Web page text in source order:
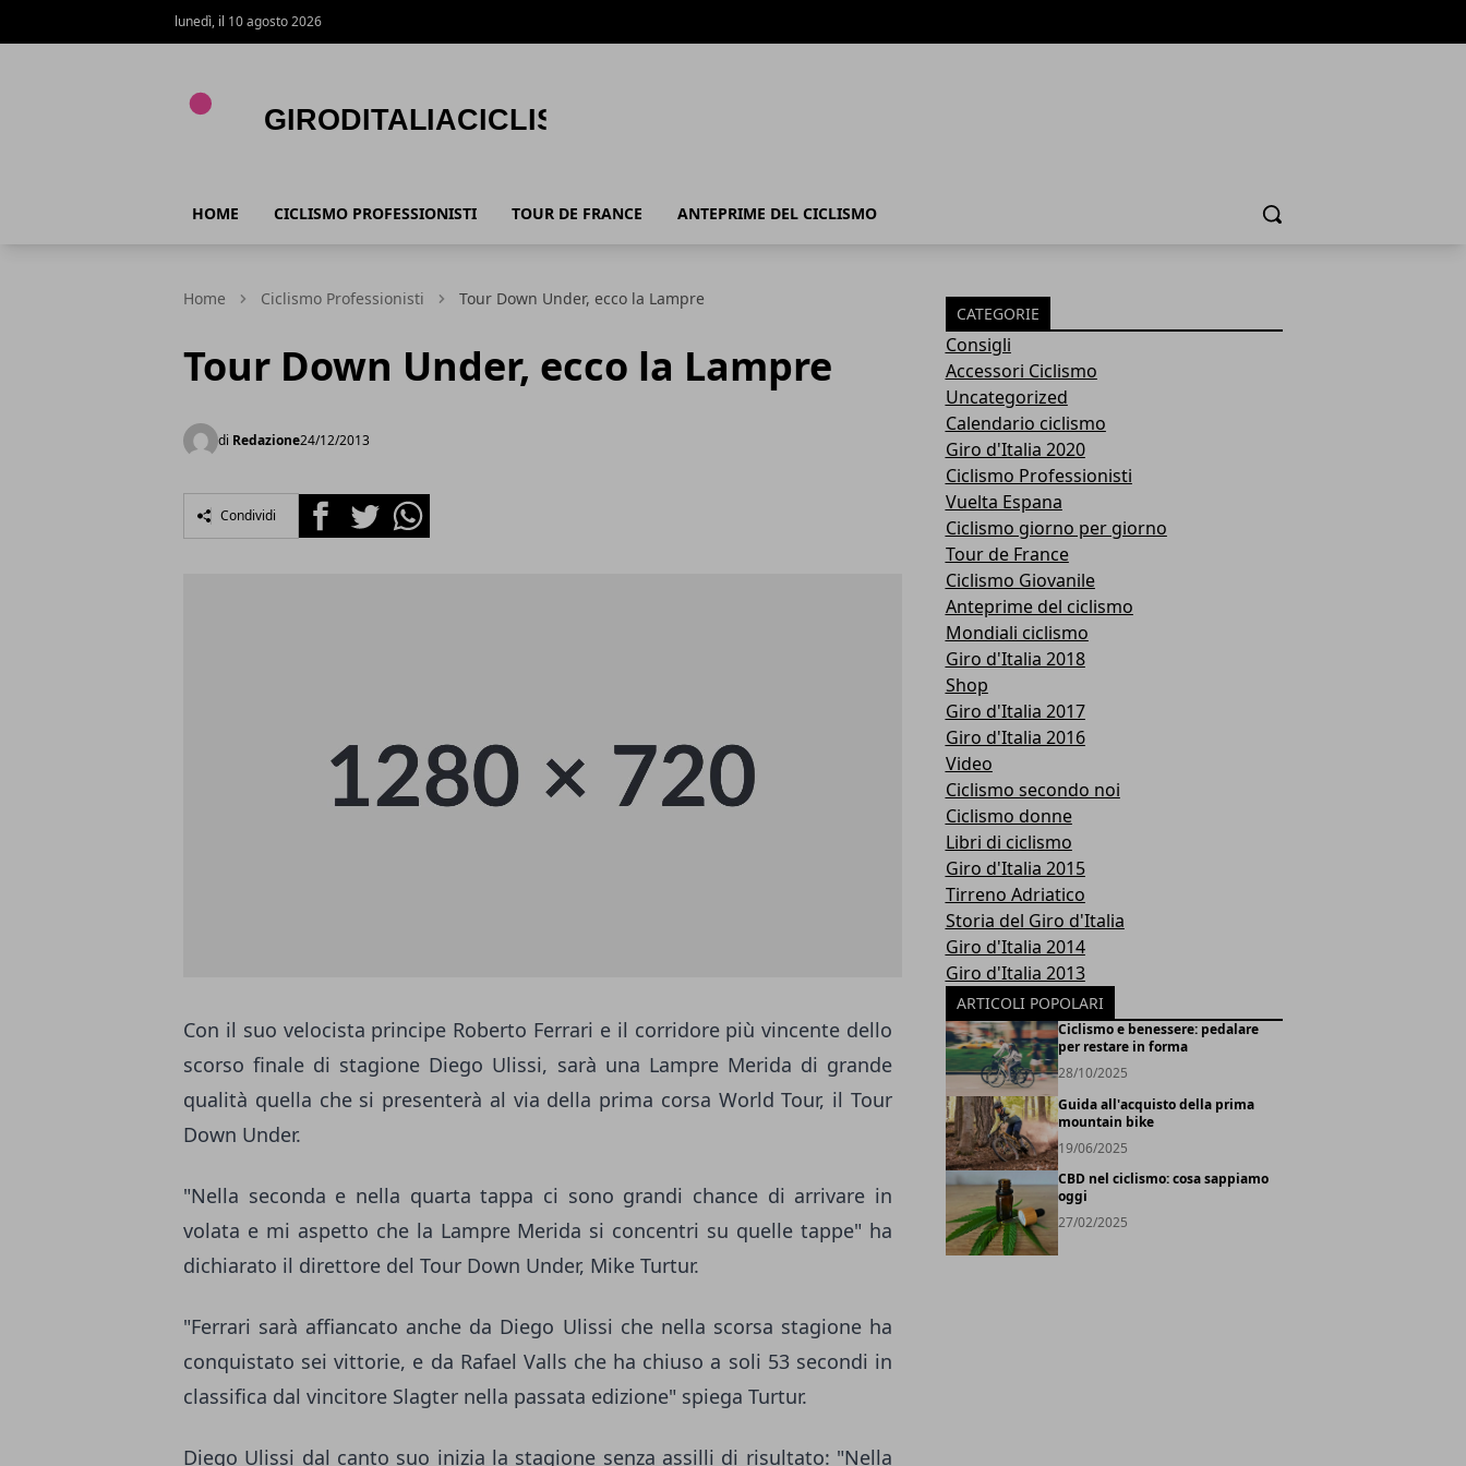
lunedì, il 10 agosto 2026
HOME CICLISMO PROFESSIONISTI TOUR DE FRANCE ANTEPRIME DEL CICLISMO Cerca
Home Ciclismo Professionisti Tour Down Under, ecco la Lampre
Tour Down Under, ecco la Lampre
di Redazione24/12/2013
Condividi FacebookTwitterWhatsapp
Con il suo velocista principe Roberto Ferrari e il corridore più vincente dello
scorso finale di stagione Diego Ulissi, sarà una Lampre Merida di grande
qualità quella che si presenterà al via della prima corsa World Tour, il Tour
Down Under.
"Nella seconda e nella quarta tappa ci sono grandi chance di arrivare in
volata e mi aspetto che la Lampre Merida si concentri su quelle tappe" ha
dichiarato il direttore del Tour Down Under, Mike Turtur.
"Ferrari sarà affiancato anche da Diego Ulissi che nella scorsa stagione ha
conquistato sei vittorie, e da Rafael Valls che ha chiuso a soli 53 secondi in
classifica dal vincitore Slagter nella passata edizione" spiega Turtur.
Diego Ulissi dal canto suo inizia la stagione senza assilli di risultato: "Nella
CATEGORIE
Consigli
Accessori Ciclismo
Uncategorized
Calendario ciclismo
Giro d'Italia 2020
Ciclismo Professionisti
Vuelta Espana
Ciclismo giorno per giorno
Tour de France
Ciclismo Giovanile
Anteprime del ciclismo
Mondiali ciclismo
Giro d'Italia 2018
Shop
Giro d'Italia 2017
Giro d'Italia 2016
Video
Ciclismo secondo noi
Ciclismo donne
Libri di ciclismo
Giro d'Italia 2015
Tirreno Adriatico
Storia del Giro d'Italia
Giro d'Italia 2014
Giro d'Italia 2013
ARTICOLI POPOLARI
Ciclismo e benessere: pedalare
per restare in forma
28/10/2025
Guida all'acquisto della prima
mountain bike
19/06/2025
CBD nel ciclismo: cosa sappiamo
oggi
27/02/2025